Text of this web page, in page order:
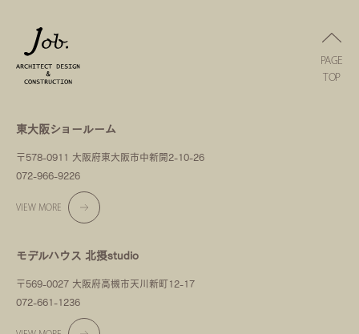
東大阪ショールーム
〒578-0911 大阪府東大阪市中新開2-10-26
072-966-9226
VIEW MORE
モデルハウス 北摂studio
〒569-0027 大阪府高槻市天川新町12-17
072-661-1236
PAGE
TOP